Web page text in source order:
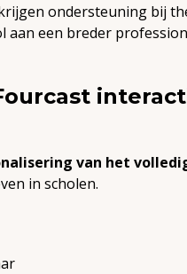
ondersteuning bij
aan een breder
van het
in scholen.